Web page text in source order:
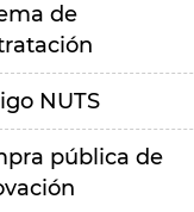
de
NUTS
pública de